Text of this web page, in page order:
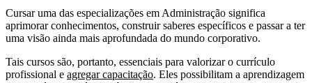
Cursar uma das especializações em Administração significa
aprimorar conhecimentos, construir saberes específicos e passar a ter
uma visão ainda mais aprofundada do mundo corporativo.
Tais cursos são, portanto, essenciais para valorizar o currículo
profissional e agregar capacitação. Eles possibilitam a aprendizagem